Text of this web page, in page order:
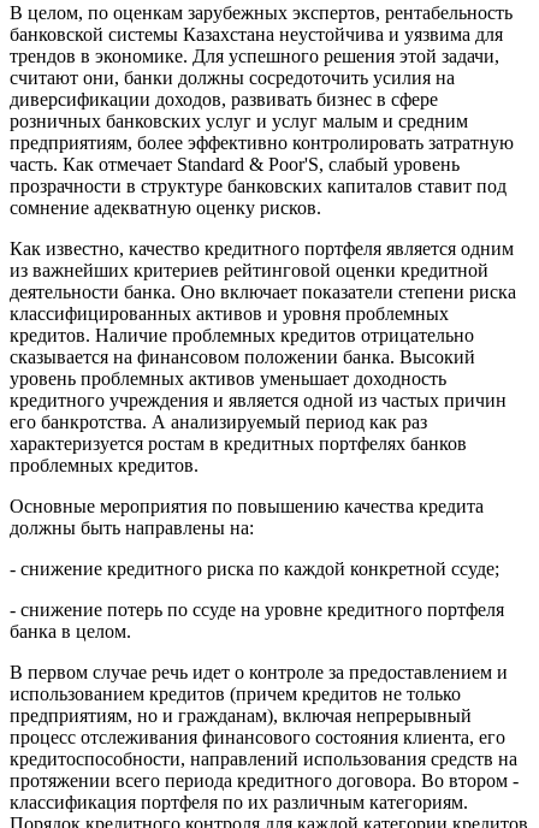
В целом, по оценкам зарубежных экспертов, рентабельность
банковской системы Казахстана неустойчива и уязвима для
трендов в экономике. Для успешного решения этой задачи,
считают они, банки должны сосредоточить усилия на
диверсификации доходов, развивать бизнес в сфере
розничных банковских услуг и услуг малым и средним
предприятиям, более эффективно контролировать затратную
часть. Как отмечает Standard & Poor'S, слабый уровень
прозрачности в структуре банковских капиталов ставит под
сомнение адекватную оценку рисков.
Как известно, качество кредитного портфеля является одним
из важнейших критериев рейтинговой оценки кредитной
деятельности банка. Оно включает показатели степени риска
классифицированных активов и уровня проблемных
кредитов. Наличие проблемных кредитов отрицательно
сказывается на финансовом положении банка. Высокий
уровень проблемных активов уменьшает доходность
кредитного учреждения и является одной из частых причин
его банкротства. А анализируемый период как раз
характеризуется ростам в кредитных портфелях банков
проблемных кредитов.
Основные мероприятия по повышению качества кредита
должны быть направлены на:
- снижение кредитного риска по каждой конкретной ссуде;
- снижение потерь по ссуде на уровне кредитного портфеля
банка в целом.
В первом случае речь идет о контроле за предоставлением и
использованием кредитов (причем кредитов не только
предприятиям, но и гражданам), включая непрерывный
процесс отслеживания финансового состояния клиента, его
кредитоспособности, направлений использования средств на
протяжении всего периода кредитного договора. Во втором -
классификация портфеля по их различным категориям.
Порядок кредитного контроля для каждой категории кредитов